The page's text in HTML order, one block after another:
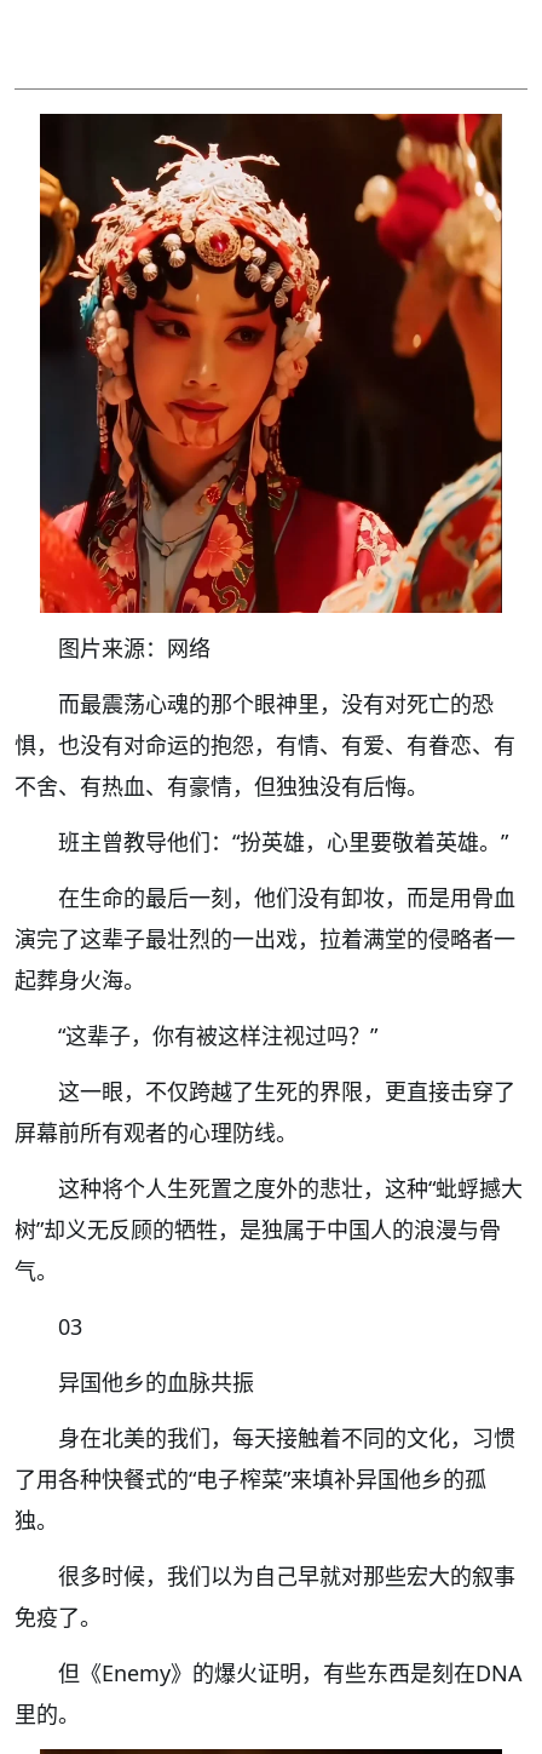
图片来源：网络
而最震荡心魂的那个眼神里，没有对死亡的恐
惧，也没有对命运的抱怨，有情、有爱、有眷恋、有
不舍、有热血、有豪情，但独独没有后悔。
班主曾教导他们：“扮英雄，心里要敬着英雄。”
在生命的最后一刻，他们没有卸妆，而是用骨血
演完了这辈子最壮烈的一出戏，拉着满堂的侵略者一
起葬身火海。
“这辈子，你有被这样注视过吗？”
这一眼，不仅跨越了生死的界限，更直接击穿了
屏幕前所有观者的心理防线。
这种将个人生死置之度外的悲壮，这种“蚍蜉撼大
树”却义无反顾的牺牲，是独属于中国人的浪漫与骨
气。
03
异国他乡的血脉共振
身在北美的我们，每天接触着不同的文化，习惯
了用各种快餐式的“电子榨菜”来填补异国他乡的孤
独。
很多时候，我们以为自己早就对那些宏大的叙事
免疫了。
但《Enemy》的爆火证明，有些东西是刻在DNA
里的。